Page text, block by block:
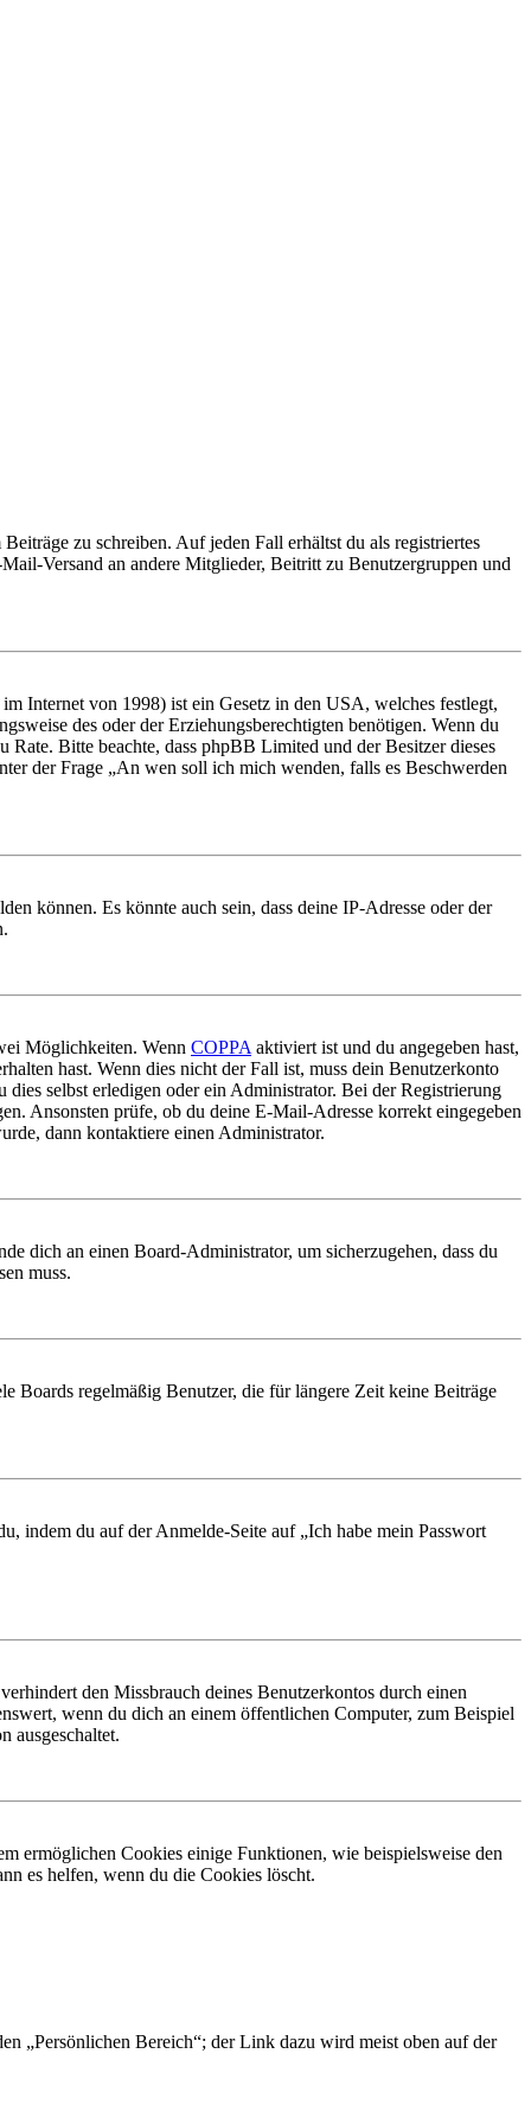
zu schreiben. Auf jeden Fall erhältst du als registriertes
Versand an andere Mitglieder, Beitritt zu Benutzergruppen und
Internet von 1998) ist ein Gesetz in den USA, welches festlegt,
des oder der Erziehungsberechtigten benötigen. Wenn du
Bitte beachte, dass phpBB Limited und der Besitzer dieses
der Frage „An wen soll ich mich wenden, falls es Beschwerden
können. Es könnte auch sein, dass deine IP-Adresse oder der
Möglichkeiten. Wenn COPPA aktiviert ist und du angegeben hast,
hast. Wenn dies nicht der Fall ist, muss dein Benutzerkonto
selbst erledigen oder ein Administrator. Bei der Registrierung
Ansonsten prüfe, ob du deine E-Mail-Adresse korrekt eingegeben
dann kontaktiere einen Administrator.
dich an einen Board-Administrator, um sicherzugehen, dass du
muss.
Boards regelmäßig Benutzer, die für längere Zeit keine Beiträge
indem du auf der Anmelde-Seite auf „Ich habe mein Passwort
den Missbrauch deines Benutzerkontos durch einen
wenn du dich an einem öffentlichen Computer, zum Beispiel
ausgeschaltet.
ermöglichen Cookies einige Funktionen, wie beispielsweise den
es helfen, wenn du die Cookies löscht.
„Persönlichen Bereich“; der Link dazu wird meist oben auf der